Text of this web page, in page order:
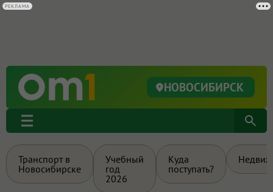
НОВОСИБИРСК
Транспорт в
Новосибирске
Учебный
год
2026
Куда
поступать?
РЕКЛАМА